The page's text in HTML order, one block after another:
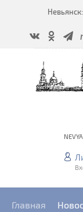
Главная